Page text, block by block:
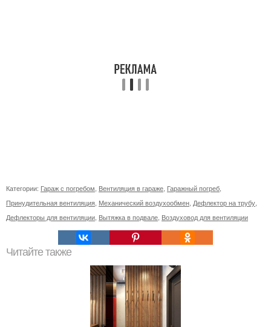
Категории: Гараж с погребом Вентиляция в гараже Гаражный погреб
Принудительная вентиляция Механический воздухообмен Дефлектор на трубу
Дефлекторы для вентиляции Вытяжка в подвале Воздуховод для вентиляции
Читайте также